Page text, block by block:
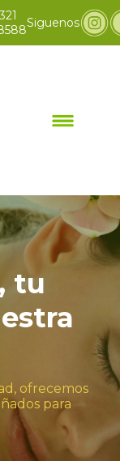
Siguenos
tu
ofrecemos
para